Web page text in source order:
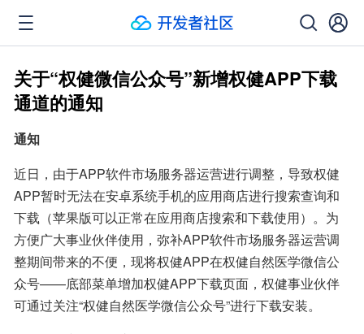
关于“权健微信公众号”新增权健APP下载
通道的通知
通知
近日，由于APP软件市场服务器运营进行调整，导致权健
APP暂时无法在安卓系统手机的应用商店进行搜索查询和
下载（苹果版可以正常在应用商店搜索和下载使用）。为
方便广大事业伙伴使用，弥补APP软件市场服务器运营调
整期间带来的不便，现将权健APP在权健自然医学微信公
众号——底部菜单增加权健APP下载页面，权健事业伙伴
可通过关注“权健自然医学微信公众号”进行下载安装。